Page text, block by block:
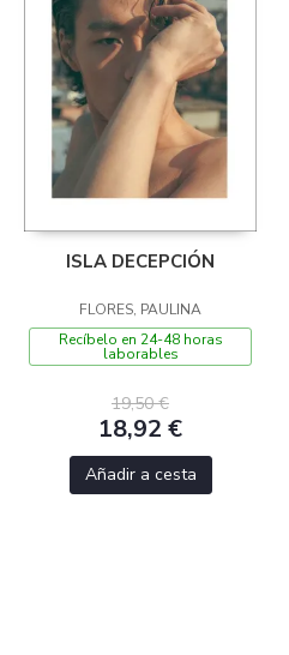
ISLA DECEPCIÓN
FLORES, PAULINA
Recíbelo en 24-48 horas
laborables
19,50 €
18,92 €
Añadir a cesta